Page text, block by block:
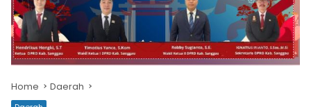
Home Daerah